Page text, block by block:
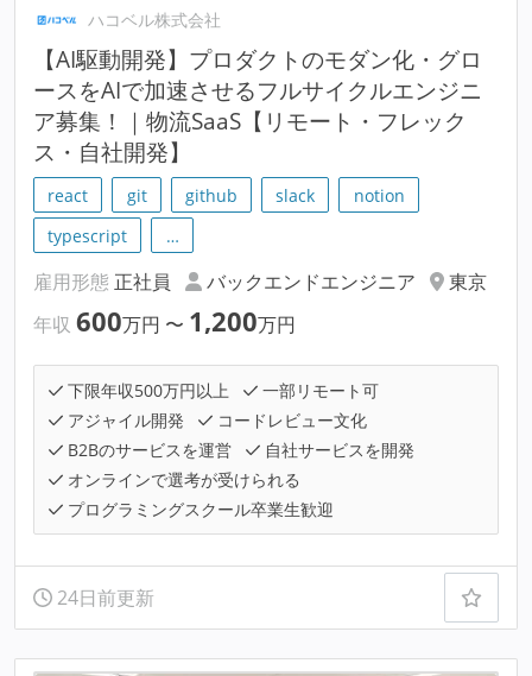
ハコベル株式会社
【AI駆動開発】プロダクトのモダン化・グロ
ースをAIで加速させるフルサイクルエンジニ
ア募集！｜物流SaaS【リモート・フレック
ス・自社開発】
react git github slack
notion
typescript
…
雇用形態 正社員 バックエンドエンジニア
東京
年収 600万円 〜 1,200万円
下限年収500万円以上
一部リモート可
アジャイル開発
コードレビュー文化
B2Bのサービスを運営
自社サービスを開発
オンラインで選考が受けられる
プログラミングスクール卒業生歓迎
24日前更新